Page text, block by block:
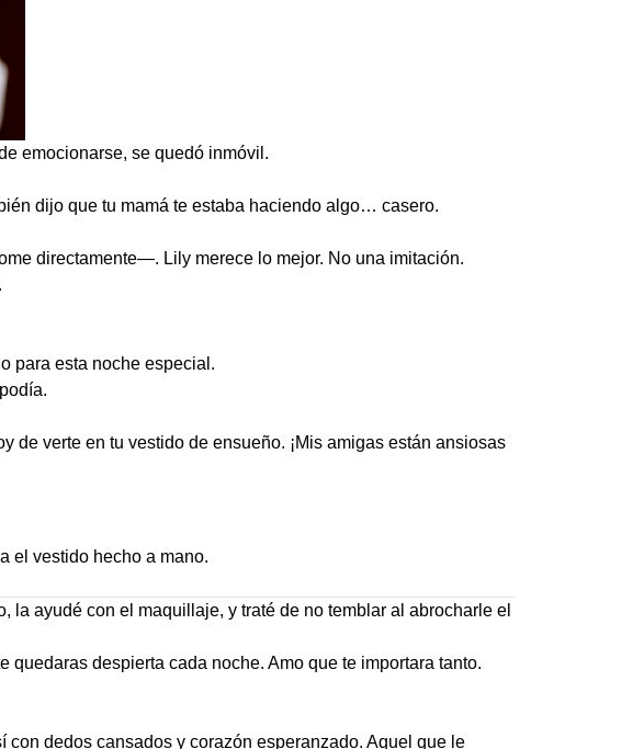
emocionarse, se quedó inmóvil.
dijo que tu mamá te estaba haciendo algo… casero.
directamente—. Lily merece lo mejor. No una imitación.
para esta noche especial.
verte en tu vestido de ensueño. ¡Mis amigas están ansiosas
el vestido hecho a mano.
ayudé con el maquillaje, y traté de no temblar al abrocharle el
despierta cada noche. Amo que te importara tanto.
dedos cansados y corazón esperanzado. Aquel que le